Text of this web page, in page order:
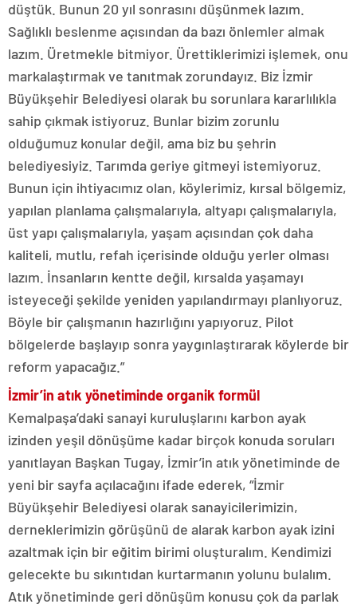
düştük. Bunun 20 yıl sonrasını düşünmek lazım.
Sağlıklı beslenme açısından da bazı önlemler almak
lazım. Üretmekle bitmiyor. Ürettiklerimizi işlemek, onu
markalaştırmak ve tanıtmak zorundayız. Biz İzmir
Büyükşehir Belediyesi olarak bu sorunlara kararlılıkla
sahip çıkmak istiyoruz. Bunlar bizim zorunlu
olduğumuz konular değil, ama biz bu şehrin
belediyesiyiz. Tarımda geriye gitmeyi istemiyoruz.
Bunun için ihtiyacımız olan, köylerimiz, kırsal bölgemiz,
yapılan planlama çalışmalarıyla, altyapı çalışmalarıyla,
üst yapı çalışmalarıyla, yaşam açısından çok daha
kaliteli, mutlu, refah içerisinde olduğu yerler olması
lazım. İnsanların kentte değil, kırsalda yaşamayı
isteyeceği şekilde yeniden yapılandırmayı planlıyoruz.
Böyle bir çalışmanın hazırlığını yapıyoruz. Pilot
bölgelerde başlayıp sonra yaygınlaştırarak köylerde bir
reform yapacağız.”
İzmir’in atık yönetiminde organik formül
Kemalpaşa’daki sanayi kuruluşlarını karbon ayak
izinden yeşil dönüşüme kadar birçok konuda soruları
yanıtlayan Başkan Tugay, İzmir’in atık yönetiminde de
yeni bir sayfa açılacağını ifade ederek, “İzmir
Büyükşehir Belediyesi olarak sanayicilerimizin,
derneklerimizin görüşünü de alarak karbon ayak izini
azaltmak için bir eğitim birimi oluşturalım. Kendimizi
gelecekte bu sıkıntıdan kurtarmanın yolunu bulalım.
Atık yönetiminde geri dönüşüm konusu çok da parlak